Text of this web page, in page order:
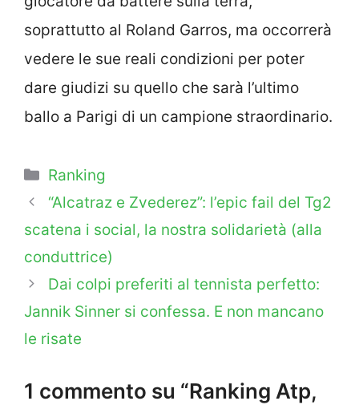
soprattutto al Roland Garros, ma occorrerà
vedere le sue reali condizioni per poter
dare giudizi su quello che sarà l’ultimo
ballo a Parigi di un campione straordinario.
Categorie
Ranking
“Alcatraz e Zvederez”: l’epic fail del Tg2
scatena i social, la nostra solidarietà (alla
conduttrice)
Dai colpi preferiti al tennista perfetto:
Jannik Sinner si confessa. E non mancano
le risate
1 commento su “Ranking Atp,